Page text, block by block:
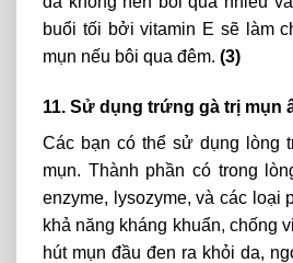
buổi tối bởi vitamin E sẽ làm
mụn nếu bôi qua đêm. (3)
11. Sử dụng trứng gà trị mụn
Các bạn có thể sử dụng lòng
mụn. Thành phần có trong
enzyme, lysozyme, và các loại
khả năng kháng khuẩn, chống
hút mụn đầu đen ra khỏi da,